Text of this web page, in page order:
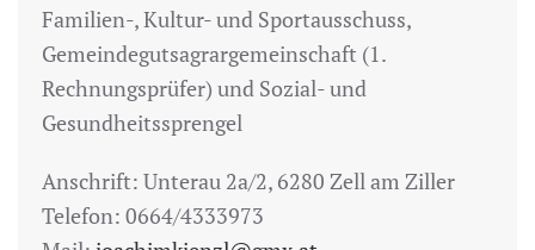
Familien-, Kultur- und Sportausschuss,
Gemeindegutsagrargemeinschaft (1.
Rechnungsprüfer) und Sozial- und
Gesundheitssprengel
Anschrift: Unterau 2a/2, 6280 Zell am Ziller
Telefon: 0664/4333973